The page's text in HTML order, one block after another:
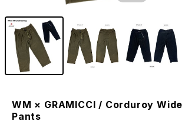
WM × GRAMICCI / Corduroy
Pants